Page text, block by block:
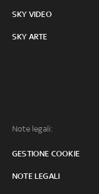
SKY VIDEO
SKY ARTE
Note legali:
GESTIONE COOKIE
NOTE LEGALI